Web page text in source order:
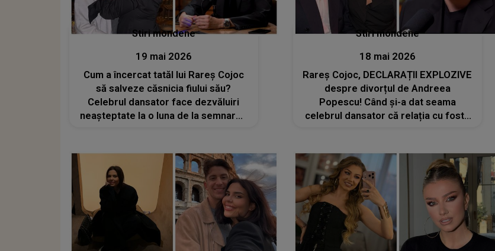
Stiri mondene
19 mai 2026
Cum a încercat tatăl lui Rareș Cojoc
să salveze căsnicia fiului său?
Celebrul dansator face dezvăluiri
neașteptate la o luna de la semnarea
Stiri mondene
18 mai 2026
Rareș Cojoc, DECLARAȚII EXPLOZIVE
despre divorțul de Andreea
Popescu! Când și-a dat seama
celebrul dansator că relația cu fosta
am oferit nu...”